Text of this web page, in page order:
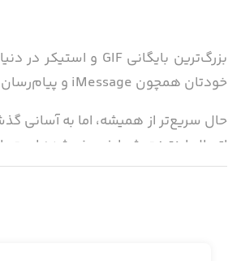
خودتان همچون iMessage و پیام‌رسان فیسبوک به دنبال GIF و استیکرهای مختلف بگردید و آن‌ها را با دوستان خود به اشتراک بگذارید.